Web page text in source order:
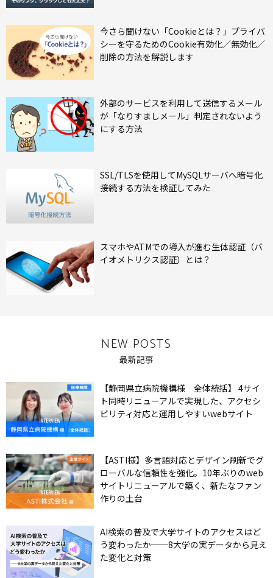
今さら聞けない「Cookieとは？」プライバ
シーを守るためのCookie有効化／無効化／
削除の方法を解説します
外部のサービスを利用して送信するメール
が「なりすましメール」判定されないよう
にする方法
SSL/TLSを使用してMySQLサーバへ暗号化
接続する方法を検証してみた
スマホやATMでの導入が進む生体認証（バ
イオメトリクス認証）とは？
NEW POSTS
最新記事
【静岡県立病院機構様 全体統括】 4サイ
ト同時リニューアルで実現した、アクセシ
ビリティ対応と運用しやすいwebサイト
【ASTI様】多言語対応とデザイン刷新でグ
ローバルな信頼性を強化。10年ぶりのweb
サイトリニューアルで築く、新たなファン
作りの土台
AI検索の普及で大学サイトのアクセスはど
う変わったか──8大学の実データから見え
た変化と対策